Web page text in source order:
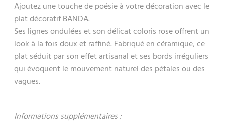
Ajoutez une touche de poésie à votre décoration avec le
plat décoratif BANDA.
Ses lignes ondulées et son délicat coloris rose offrent un
look à la fois doux et raffiné. Fabriqué en céramique, ce
plat séduit par son effet artisanal et ses bords irréguliers
qui évoquent le mouvement naturel des pétales ou des
vagues.
Informations supplémentaires :